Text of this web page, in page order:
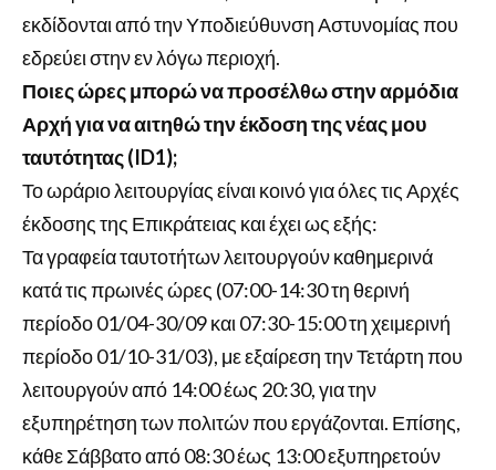
εκδίδονται από την Υποδιεύθυνση Αστυνομίας που
εδρεύει στην εν λόγω περιοχή.
Ποιες ώρες μπορώ να προσέλθω στην αρμόδια
Αρχή για να αιτηθώ την έκδοση της νέας μου
ταυτότητας (ID1);
Το ωράριο λειτουργίας είναι κοινό για όλες τις Αρχές
έκδοσης της Επικράτειας και έχει ως εξής:
Τα γραφεία ταυτοτήτων λειτουργούν καθημερινά
κατά τις πρωινές ώρες (07:00-14:30 τη θερινή
περίοδο 01/04-30/09 και 07:30-15:00 τη χειμερινή
περίοδο 01/10-31/03), με εξαίρεση την Τετάρτη που
λειτουργούν από 14:00 έως 20:30, για την
εξυπηρέτηση των πολιτών που εργάζονται. Επίσης,
κάθε Σάββατο από 08:30 έως 13:00 εξυπηρετούν